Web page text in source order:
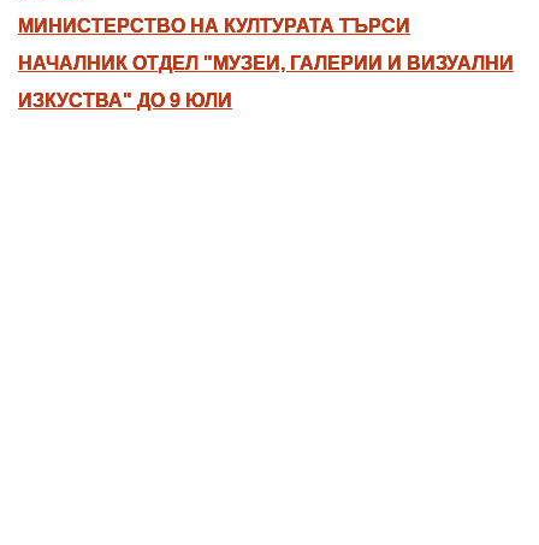
МИНИСТЕРСТВО НА КУЛТУРАТА ТЪРСИ
НАЧАЛНИК ОТДЕЛ "МУЗЕИ, ГАЛЕРИИ И ВИЗУАЛНИ
ИЗКУСТВА" ДО 9 ЮЛИ